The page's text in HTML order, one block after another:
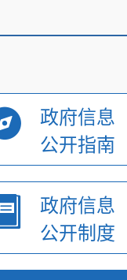
政府信息
公开指南
政府信息
公开制度